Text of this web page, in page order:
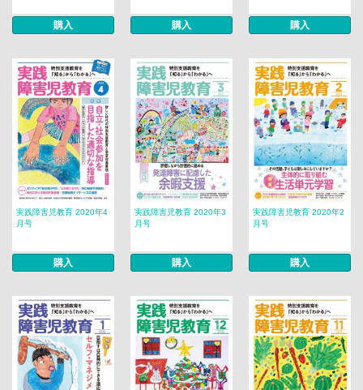
購入 購入 購入
実践障害児教育 2020年4
月号
購入
実践障害児教育 2020年3
月号
購入
実践障害児教育 2020年2
月号
購入